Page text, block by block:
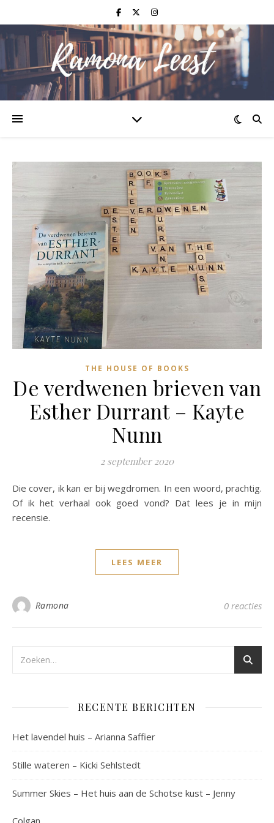
THE HOUSE OF BOOKS
De verdwenen brieven van
Esther Durrant – Kayte
Nunn
2 september 2020
Die cover, ik kan er bij wegdromen. In een woord, prachtig.
Of ik het verhaal ook goed vond? Dat lees je in mijn
recensie.
LEES MEER
Ramona 0 reacties
RECENTE BERICHTEN
Het lavendel huis – Arianna Saffier
Stille wateren – Kicki Sehlstedt
Summer Skies – Het huis aan de Schotse kust – Jenny
Colgan